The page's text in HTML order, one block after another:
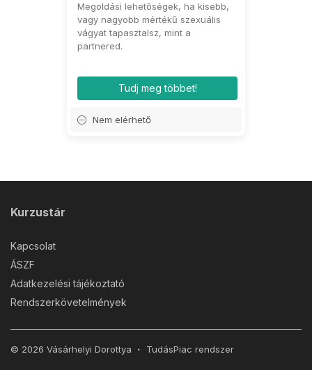
Megoldási lehetőségek, ha kisebb,
vagy nagyobb mértékű szexuális
vágyat tapasztalsz, mint a
partnered.
Tudj meg többet!
Nem elérhető
Kurzustár
Kapcsolat
ÁSZF
Adatkezelési tájékoztató
Rendszerkövetelmények
© 2026 Vásárhelyi Dorottya TudásPiac rendszer